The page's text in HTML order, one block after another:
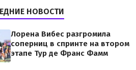
НОВОСТИ
Лорена Вибес разгромила
соперниц в спринте на втором
этапе Тур де Франс Фамм